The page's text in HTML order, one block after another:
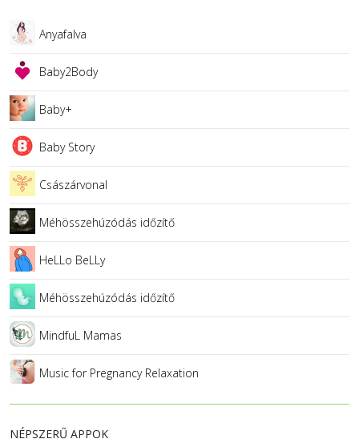
Anyafalva
Baby2Body
Baby+
Baby Story
Császárvonal
Méhösszehúzódás időzítő
HeLLo BeLLy
Méhösszehúzódás időzítő
MindfuL Mamas
Music for Pregnancy Relaxation
NÉPSZERŰ APPOK